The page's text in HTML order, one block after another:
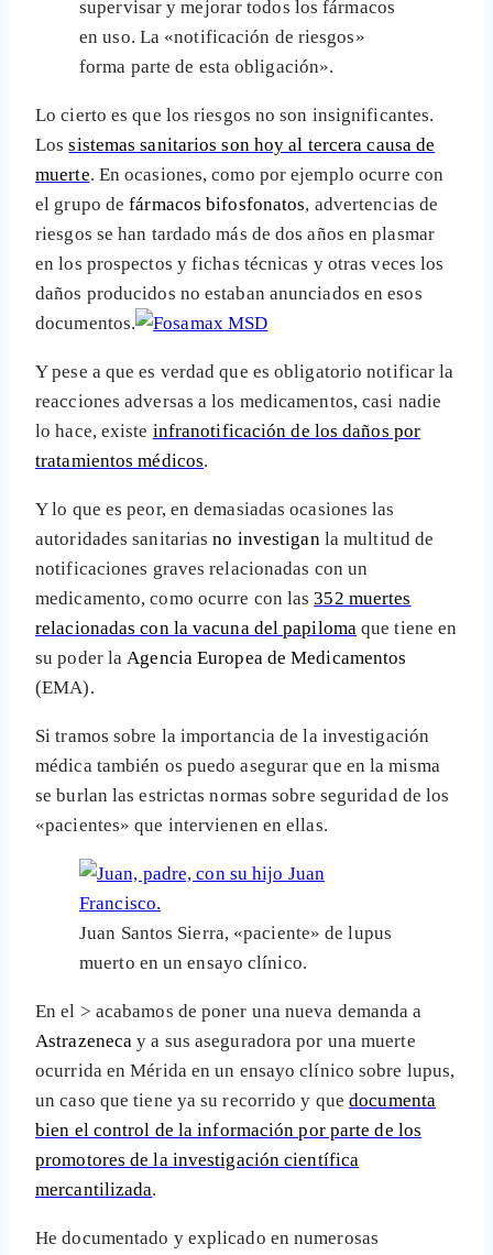
supervisar y mejorar todos los fármacos
en uso. La «notificación de riesgos»
forma parte de esta obligación».
Lo cierto es que los riesgos no son insignificantes.
Lossistemas sanitarios son hoy al tercera causa de
muerte. En ocasiones, como por ejemplo ocurre con
el grupo defármacos bifosfonatos, advertencias de
riesgos se han tardado más de dos años en plasmar
en los prospectos y fichas técnicas y otras veces los
daños producidos no estaban anunciados en esos
documentos.
Y pese a que es verdad que es obligatorio notificar la
reacciones adversas a los medicamentos, casi nadie
lo hace, existe infranotificación de los daños por
tratamientos médicos.
Y lo que es peor, en demasiadas ocasiones las
autoridades sanitarias no investiganla multitud de
notificaciones graves relacionadas con un
medicamento, como ocurre con las352 muertes
relacionadas con la vacuna del papilomaque tiene en
su poder laAgencia Europea de Medicamentos
(EMA).
Si tramos sobre la importancia de la investigación
médica también os puedo asegurar que en la misma
se burlan las estrictas normas sobre seguridad de los
«pacientes» que intervienen en ellas.
Juan Santos Sierra, «paciente» de lupus
muerto en un ensayo clínico.
En el > acabamos de poner una nueva demanda a
Astrazeneca y a sus aseguradora por una muerte
ocurrida en Mérida en un ensayo clínico sobre lupus,
un caso que tiene ya su recorrido y quedocumenta
bien el control de la información por parte de los
promotores de la investigación científica
mercantilizada.
He documentado y explicado en numerosas